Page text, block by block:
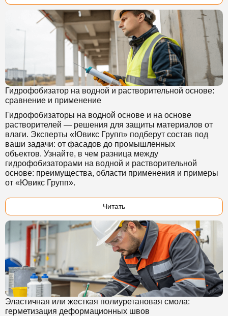
Гидрофобизатор на водной и растворительной основе:
сравнение и применение
Гидрофобизаторы на водной основе и на основе
растворителей — решения для защиты материалов от
влаги. Эксперты «Ювикс Групп» подберут состав под
ваши задачи: от фасадов до промышленных
объектов. Узнайте, в чем разница между
гидрофобизаторами на водной и растворительной
основе: преимущества, области применения и примеры
от «Ювикс Групп».
Читать
Эластичная или жесткая полиуретановая смола:
герметизация деформационных швов